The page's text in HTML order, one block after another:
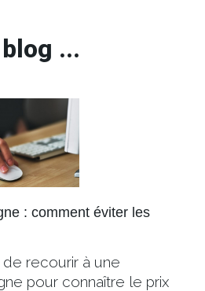
...
: comment éviter les
recourir à une
pour connaître le prix